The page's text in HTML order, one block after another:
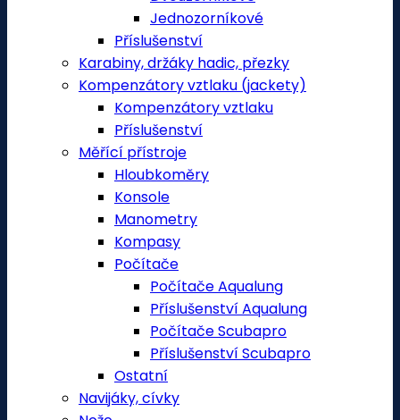
Jednozorníkové
Příslušenství
Karabiny, držáky hadic, přezky
Kompenzátory vztlaku (jackety)
Kompenzátory vztlaku
Příslušenství
Měřící přístroje
Hloubkoměry
Konsole
Manometry
Kompasy
Počítače
Počítače Aqualung
Příslušenství Aqualung
Počítače Scubapro
Příslušenství Scubapro
Ostatní
Navijáky, cívky